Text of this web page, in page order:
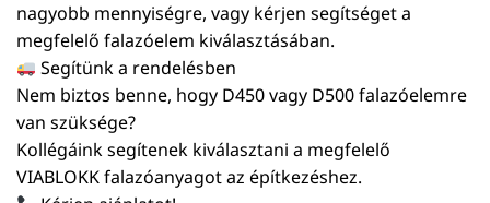
nagyobb mennyiségre, vagy kérjen segítséget a
megfelelő falazóelem kiválasztásában.
Segítünk a rendelésben
Nem biztos benne, hogy D450 vagy D500 falazóelemre
van szüksége?
Kollégáink segítenek kiválasztani a megfelelő
VIABLOKK falazóanyagot az építkezéshez.